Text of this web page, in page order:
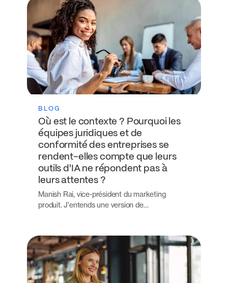
BLOG
Où est le contexte ? Pourquoi les
équipes juridiques et de
conformité des entreprises se
rendent-elles compte que leurs
outils d'IA ne répondent pas à
leurs attentes ?
Manish Rai, vice-président du marketing
produit. J'entends une version de…